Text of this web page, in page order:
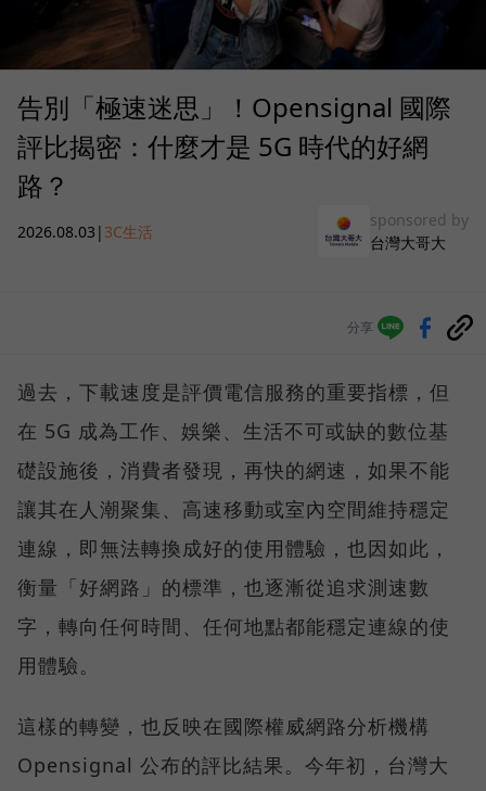
告別「極速迷思」！Opensignal 國際
評比揭密：什麼才是 5G 時代的好網
路？
2026.08.03 | 3C生活
sponsored by
台灣大哥大
分享
過去，下載速度是評價電信服務的重要指標，但
在 5G 成為工作、娛樂、生活不可或缺的數位基
礎設施後，消費者發現，再快的網速，如果不能
讓其在人潮聚集、高速移動或室內空間維持穩定
連線，即無法轉換成好的使用體驗，也因如此，
衡量「好網路」的標準，也逐漸從追求測速數
字，轉向任何時間、任何地點都能穩定連線的使
用體驗。
這樣的轉變，也反映在國際權威網路分析機構
Opensignal 公布的評比結果。今年初，台灣大